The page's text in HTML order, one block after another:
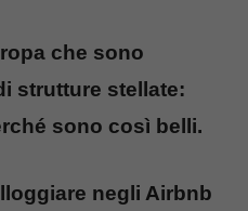
che sono
strutture stellate:
sono così belli.
negli Airbnb